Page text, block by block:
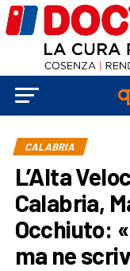
CALABRIA
L’Alta
Calabria,
Occhiuto:
ma ne